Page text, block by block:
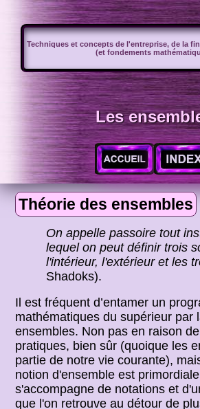
Techniques et concepts de l'entreprise, de la
(et fondements
Les
Théorie des ensembles
On appelle passoire tout
lequel on peut définir trois
l'intérieur, l'extérieur et les
Shadoks).
Il est fréquent d’entamer un
mathématiques du supérieur par
ensembles. Non pas en raison
pratiques, bien sûr (quoique les
partie de notre vie courante),
notion d'ensemble est
s'accompagne de notations et
que l'on retrouve au détour de